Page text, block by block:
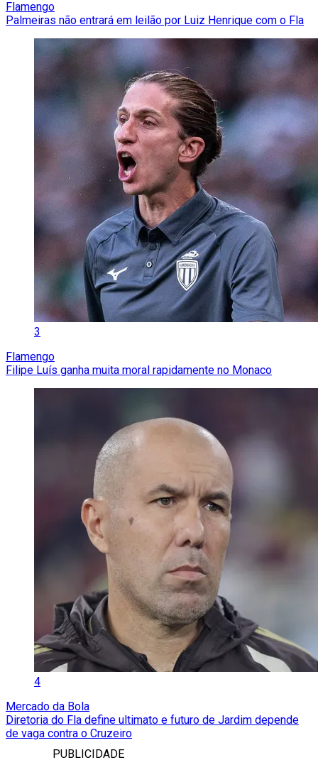
Flamengo
Palmeiras não entrará em leilão por Luiz Henrique com o Fla
3
Flamengo
Filipe Luís ganha muita moral rapidamente no Monaco
4
Mercado da Bola
Diretoria do Fla define ultimato e futuro de Jardim depende
de vaga contra o Cruzeiro
PUBLICIDADE